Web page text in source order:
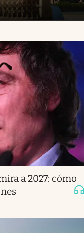
a 2027: cómo